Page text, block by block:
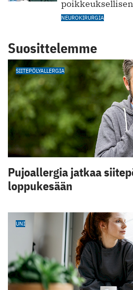
NEUROKIRURGIA
Suosittelemme
SIITEPÖLYALLERGIA
Pujoallergia jatkaa
loppukesään
UNI